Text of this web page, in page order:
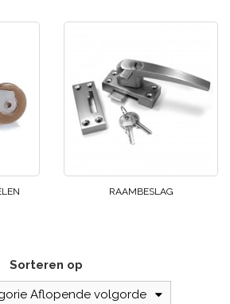
RAAMBESLAG
Sorteren op
Aflopende volgorde